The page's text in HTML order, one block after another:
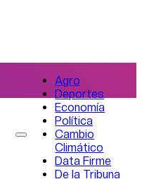
Agro
Deportes
Economía
Política
Cambio
Climático
Data Firme
De la Tribuna